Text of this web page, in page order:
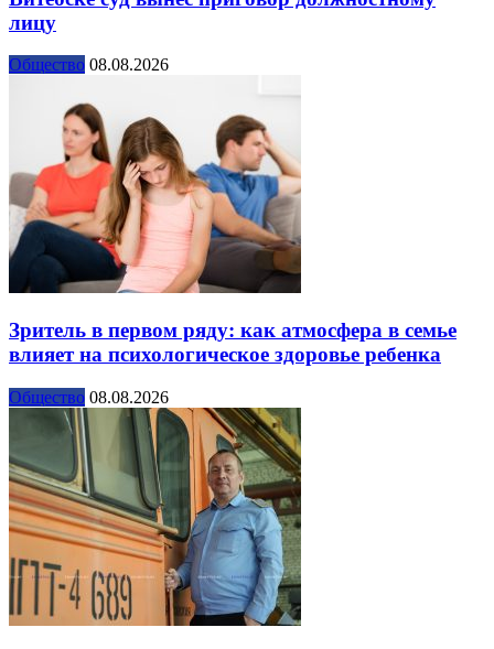
лицу
Общество 08.08.2026
Зритель в первом ряду: как атмосфера в семье
влияет на психологическое здоровье ребенка
Общество 08.08.2026